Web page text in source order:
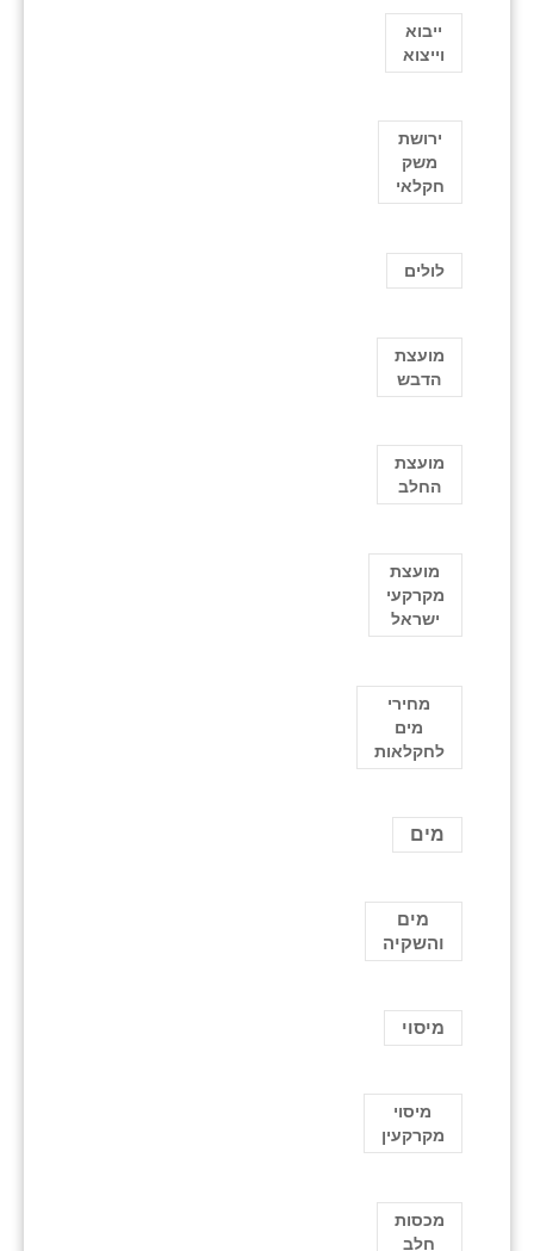
ייבוא
וייצוא
ירושת
משק
חקלאי
לולים
מועצת
הדבש
מועצת
החלב
מועצת
מקרקעי
ישראל
מחירי
מים
לחקלאות
מים
מים
והשקיה
מיסוי
מיסוי
מקרקעין
מכסות
חלב